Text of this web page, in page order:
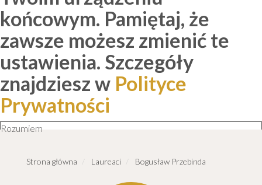
końcowym. Pamiętaj, że
zawsze możesz zmienić te
ustawienia. Szczegóły
znajdziesz w Polityce
Prywatności
Rozumiem
Strona główna Laureaci Bogusław Przebinda